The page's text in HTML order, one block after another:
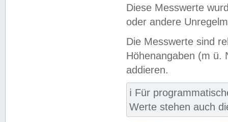
Diese Messwerte
oder andere
Die Messwerte sind
Höhenangaben (m ü.
addieren.
ℹ️ Für
Werte stehen auch